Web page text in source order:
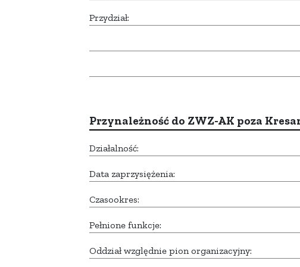
Przydział:
Przynależność do ZWZ-AK poza
Działalność:
Data zaprzysiężenia:
Czasookres:
Pełnione funkcje:
Oddział względnie pion organizacyjny: